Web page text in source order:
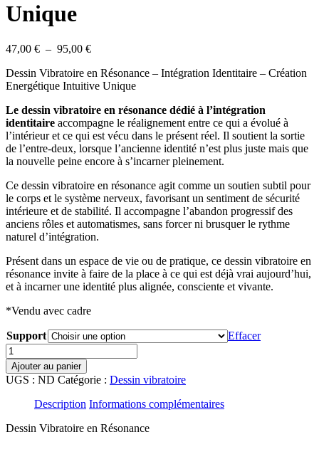
Unique
47,00 € – 95,00 €Plage
prix :
47,00 €
95,00 €
Dessin Vibratoire en Résonance – Intégration Identitaire – Création
Energétique Intuitive Unique
Le dessin vibratoire en résonance dédié à l’intégration
identitaire accompagne le réalignement entre ce qui a évolué à
l’intérieur et ce qui est vécu dans le présent réel. Il soutient la sortie
de l’entre-deux, lorsque l’ancienne identité n’est plus juste mais que
la nouvelle peine encore à s’incarner pleinement.
Ce dessin vibratoire en résonance agit comme un soutien subtil pour
le corps et le système nerveux, favorisant un sentiment de sécurité
intérieure et de stabilité. Il accompagne l’abandon progressif des
anciens rôles et automatismes, sans forcer ni brusquer le rythme
naturel d’intégration.
Présent dans un espace de vie ou de pratique, ce dessin vibratoire en
résonance invite à faire de la place à ce qui est déjà vrai aujourd’hui,
et à incarner une identité plus alignée, consciente et vivante.
*Vendu avec cadre
Support
Effacer
quantité
de
Dessin
Vibratoire
Résonance
-
Ajouter au panier
UGS : ND Catégorie : Dessin vibratoire
Description Informations complémentaires
Dessin Vibratoire en Résonance